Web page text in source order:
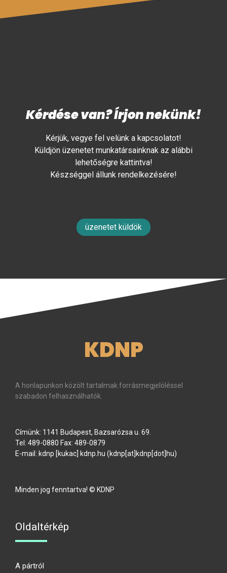
Kérdése van? Írjon nekünk!
Kérjük, vegye fel velünk a kapcsolatot!
Küldjön üzenetet munkatársainknak az alábbi
lehetőségre kattintva!
Készséggel állunk rendelkezésére!
üzenetet küldök
KDNP
A honlapunkon közölt tartalmak forrásmegjelöléssel
szabadon felhasználhatók.
Címünk: 1141 Budapest, Bazsarózsa u. 69.
Tel: 489-0880 Fax: 489-0879
E-mail: kdnp [kukac] kdnp hu (kdnp[at]kdnp[dot]hu)
Minden jog fenntartva! © KDNP
Oldaltérkép
A pártról